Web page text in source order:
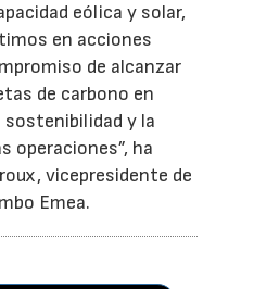
eólica y solar,
en acciones
de alcanzar
de carbono en
y la
operaciones”, ha
vicepresidente de
Emea.